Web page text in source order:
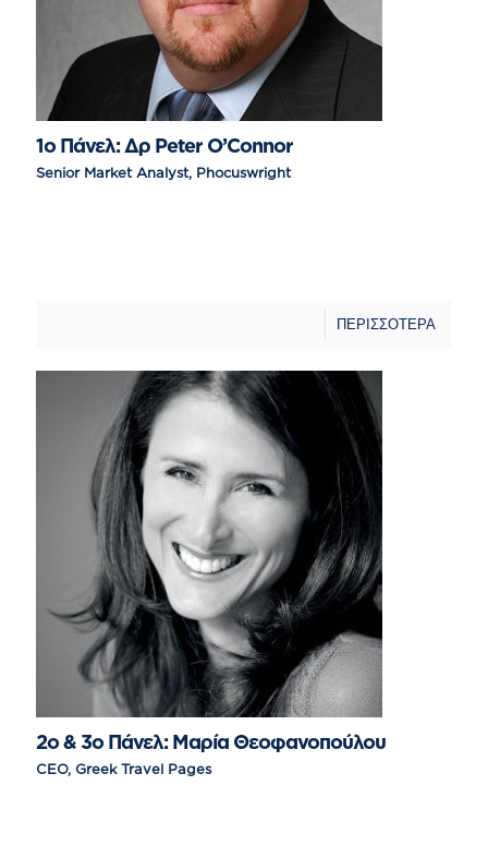
1ο Πάνελ: Δρ Peter O’Connor
Senior Market Analyst, Phocuswright
ΠΕΡΙΣΣΟΤΕΡΑ
2o & 3o Πάνελ: Μαρία Θεοφανοπούλου
CEO, Greek Travel Pages